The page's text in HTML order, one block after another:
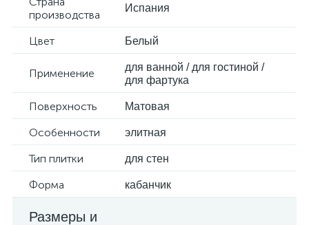
производства
Испания
Цвет Белый
Применение
для ванной / для гостиной /
для фартука
Поверхность Матовая
Особенности элитная
Тип плитки для стен
Форма кабанчик
Размеры и